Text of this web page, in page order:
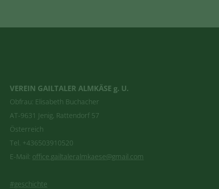
VEREIN GAILTALER ALMKÄSE g. U.
Obfrau: Elisabeth Buchacher
AT-9631 Jenig, Rattendorf 57
Österreich
Tel. +436503910520
E-Mail: office.gailtaleralmkaese@gmail.com
#geschichte